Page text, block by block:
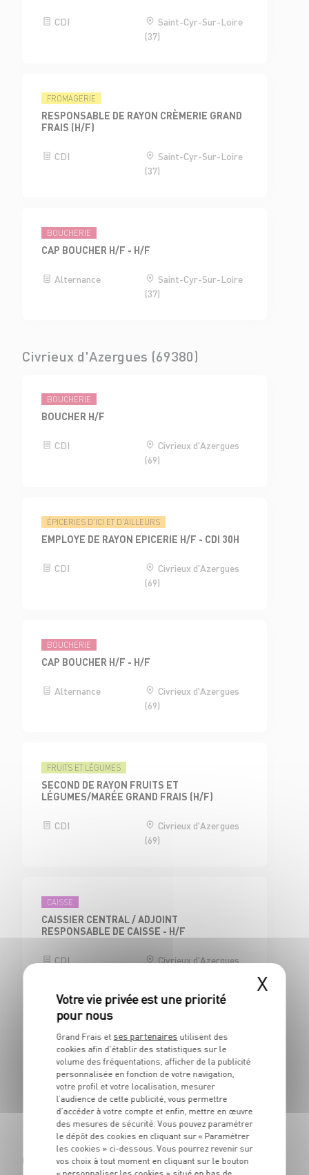
CDI
Saint-Cyr-Sur-Loire
(37)
FROMAGERIE
RESPONSABLE DE RAYON CRÈMERIE GRAND
FRAIS (H/F)
CDI
Saint-Cyr-Sur-Loire
(37)
BOUCHERIE
CAP BOUCHER H/F - H/F
Alternance
Saint-Cyr-Sur-Loire
(37)
Civrieux d'Azergues (69380)
BOUCHERIE
BOUCHER H/F
CDI
Civrieux d'Azergues
(69)
ÉPICERIES D'ICI ET D'AILLEURS
EMPLOYE DE RAYON EPICERIE H/F - CDI 30H
CDI
Civrieux d'Azergues
(69)
BOUCHERIE
CAP BOUCHER H/F - H/F
Alternance
Civrieux d'Azergues
(69)
FRUITS ET LÉGUMES
SECOND DE RAYON FRUITS ET
LÉGUMES/MARÉE GRAND FRAIS (H/F)
CDI
Civrieux d'Azergues
(69)
CAISSE
CAISSIER CENTRAL / ADJOINT
RESPONSABLE DE CAISSE - H/F
CDI
Civrieux d'Azergues
BOUCHERIE
BOUCHER - H/F
CDI
Civrieux d'Azergues
(69)
Cagnes-sur-Mer (06800)
X
Grand Frais et ses partenaires utilisent des
cookies afin d’établir des statistiques sur le
volume des fréquentations, afficher de la publicité
personnalisée en fonction de votre navigation,
votre profil et votre localisation, mesurer
l’audience de cette publicité, vous permettre
d’accéder à votre compte et enfin, mettre en œuvre
des mesures de sécurité. Vous pouvez paramétrer
le dépôt des cookies en cliquant sur « Paramétrer
les cookies » ci-dessous. Vous pourrez revenir sur
vos choix à tout moment en cliquant sur le bouton